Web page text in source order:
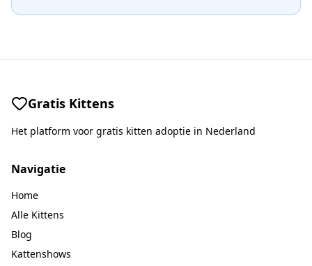
Gratis Kittens
Het platform voor gratis kitten adoptie in Nederland
Navigatie
Home
Alle Kittens
Blog
Kattenshows